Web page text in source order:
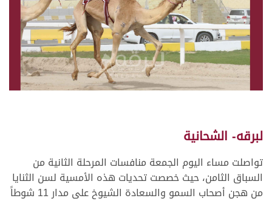
لبرقه- الشحانية
تواصلت مساء اليوم الجمعة منافسات المرحلة الثانية من
السباق الثامن، حيث خصصت تحديات هذه الأمسية لسن الثنايا
من هجن أصحاب السمو والسعادة الشيوخ على مدار 11 شوطاً